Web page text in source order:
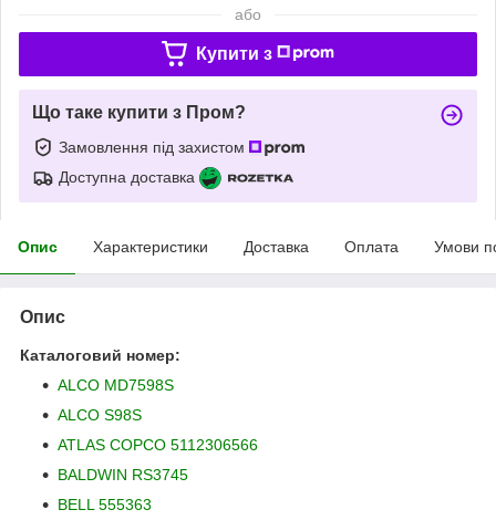
або
Купити з
Що таке купити з Пром?
Замовлення під захистом
Доступна доставка
Опис Характеристики Доставка Оплата Умови
Опис
Каталоговий номер:
ALCO MD7598S
ALCO S98S
ATLAS COPCO 5112306566
BALDWIN RS3745
BELL 555363